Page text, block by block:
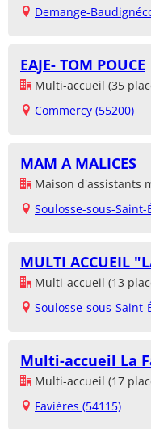
Demange-
EAJE- TOM POUCE
Multi-accueil (35
Commercy (55200)
MAM A MALICES
Maison d'assistants
Soulosse-sous-Saint-
MULTI ACCUEIL
Multi-accueil (13
Soulosse-sous-Saint-
Multi-accueil La
Multi-accueil (17
Favières (54115)